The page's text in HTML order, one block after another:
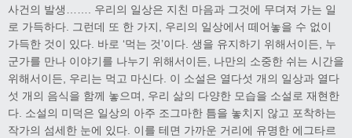
사건의 발생……. 우리의 일상은 지친 마음과 그것에 무뎌져 가는 일
로 가득하다. 그런데 또 한 가지, 우리의 일상에서 떼어놓을 수 없이
가득한 것이 있다. 바로 ‘먹는 것’이다. 생을 유지하기 위해서이든, 누
군가를 만나 이야기를 나누기 위해서이든, 나만의 소중한 쉬는 시간을
위해서이든, 우리는 먹고 마신다. 이 소설은 열다섯 개의 일상과 열다
섯 개의 음식을 함께 놓으며, 우리 삶의 다양한 모습을 소설로 재현한
다. 소설의 미덕은 일상의 아주 조그마한 틈을 놓치지 않고 포착하는
작가의 섬세한 눈에 있다. 이를 테면 가까운 거리에 유명한 에그타르